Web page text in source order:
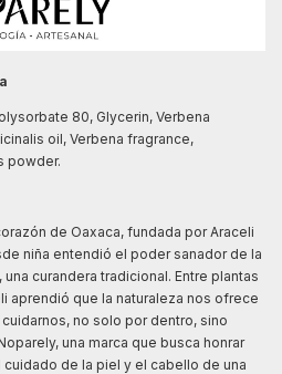
80, Glycerin, Verbena
oil, Verbena fragrance,
powder.
de Oaxaca, fundada por Araceli
niña entendió el poder sanador de la
curandera tradicional. Entre plantas
aprendió que la naturaleza nos ofrece
no solo por dentro, sino
una marca que busca honrar
de la piel y el cabello de una